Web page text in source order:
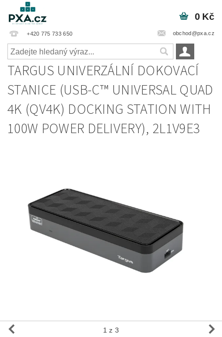
+420 775 733 650 obchod@pxa.cz
0 Kč
TARGUS UNIVERZÁLNÍ DOKOVACÍ
STANICE (USB-C™ UNIVERSAL QUAD
4K (QV4K) DOCKING STATION WITH
100W POWER DELIVERY), 2L1V9E3
1 z 3